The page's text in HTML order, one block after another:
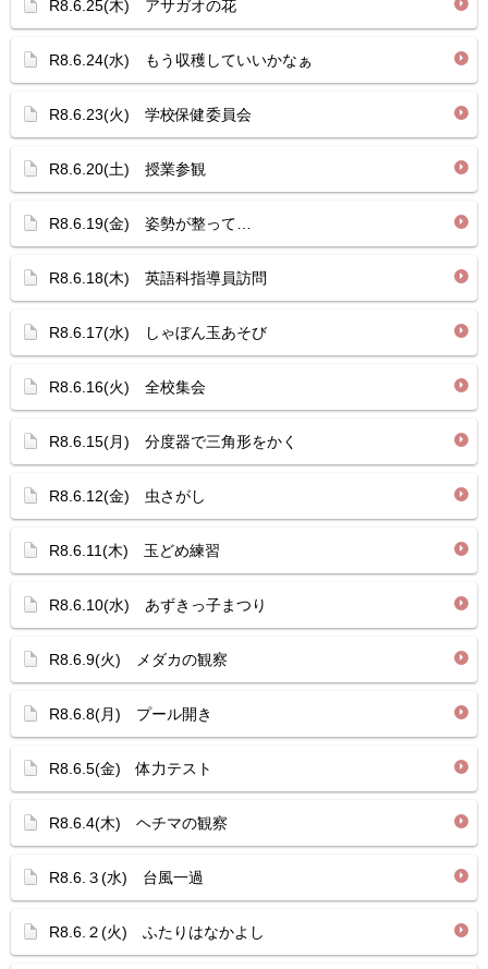
R8.6.25(木) アサガオの花
R8.6.24(水) もう収穫していいかなぁ
R8.6.23(火) 学校保健委員会
R8.6.20(土) 授業参観
R8.6.19(金) 姿勢が整って…
R8.6.18(木) 英語科指導員訪問
R8.6.17(水) しゃぼん玉あそび
R8.6.16(火) 全校集会
R8.6.15(月) 分度器で三角形をかく
R8.6.12(金) 虫さがし
R8.6.11(木) 玉どめ練習
R8.6.10(水) あずきっ子まつり
R8.6.9(火) メダカの観察
R8.6.8(月) プール開き
R8.6.5(金) 体力テスト
R8.6.4(木) ヘチマの観察
R8.6.３(水) 台風一過
R8.6.２(火) ふたりはなかよし